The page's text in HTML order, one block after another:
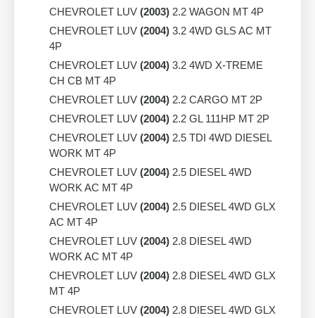
CHEVROLET LUV (2003) 2.2 WAGON MT 4P
CHEVROLET LUV (2004) 3.2 4WD GLS AC MT
4P
CHEVROLET LUV (2004) 3.2 4WD X-TREME
CH CB MT 4P
CHEVROLET LUV (2004) 2.2 CARGO MT 2P
CHEVROLET LUV (2004) 2.2 GL 111HP MT 2P
CHEVROLET LUV (2004) 2.5 TDI 4WD DIESEL
WORK MT 4P
CHEVROLET LUV (2004) 2.5 DIESEL 4WD
WORK AC MT 4P
CHEVROLET LUV (2004) 2.5 DIESEL 4WD GLX
AC MT 4P
CHEVROLET LUV (2004) 2.8 DIESEL 4WD
WORK AC MT 4P
CHEVROLET LUV (2004) 2.8 DIESEL 4WD GLX
MT 4P
CHEVROLET LUV (2004) 2.8 DIESEL 4WD GLX